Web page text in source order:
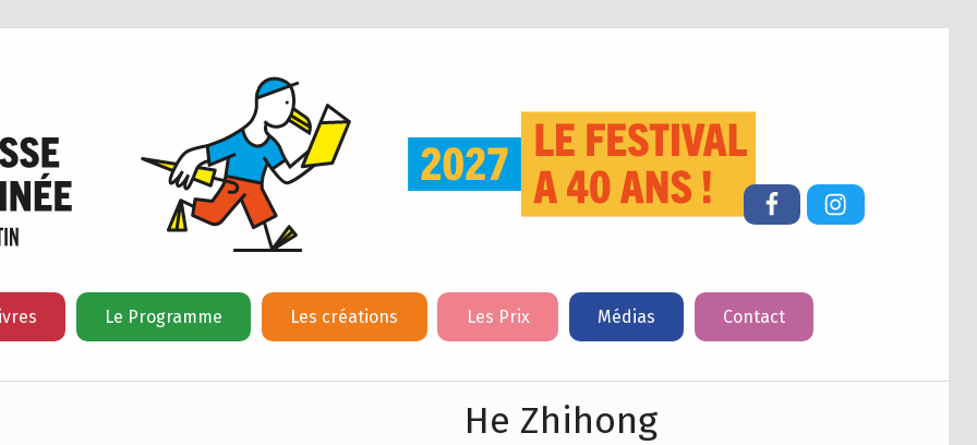
Le Programme Les créations Les Prix Médias Contact
FacebookInstagram
He Zhihong